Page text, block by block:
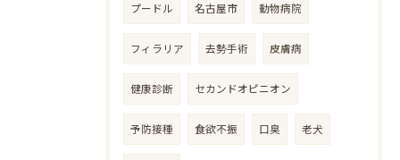
プードル 名古屋市 動物病院
フィラリア 去勢手術 皮膚病
健康診断 セカンドオピニオン
予防接種 食欲不振 口臭 老犬